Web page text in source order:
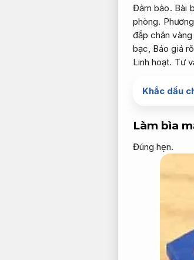
Đảm bảo. Bài
phòng.
đắp chăn
bạc, Báo giá
Linh hoạt. Tư
Khắc dấu
Làm bìa
Đúng hẹn.